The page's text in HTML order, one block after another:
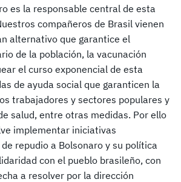
es la responsable central de esta
compañeros de Brasil vienen
alternativo que garantice el
de la población, la vacunación
el curso exponencial de esta
de ayuda social que garanticen la
trabajadores y sectores populares y
salud, entre otras medidas. Por ello
implementar iniciativas
repudio a Bolsonaro y su política
con el pueblo brasileño, con
a resolver por la dirección